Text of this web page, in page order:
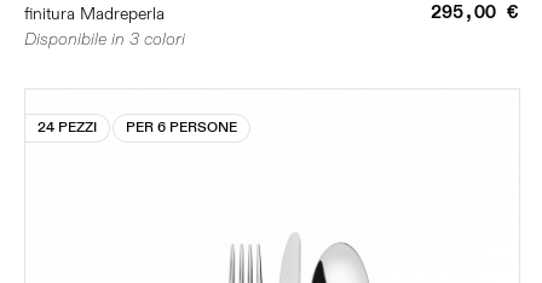
finitura Madreperla
295,00 €
Disponibile in 3 colori
24 PEZZI PER 6 PERSONE